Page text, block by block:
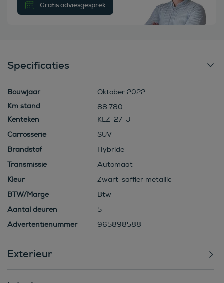
Gratis adviesgesprek
Specificaties
Bouwjaar
Oktober 2022
88.780
Kenteken
KLZ-27-J
Carrosserie
SUV
Brandstof
Hybride
Transmissie
Automaat
Kleur
Zwart-saffier metallic
BTW/Marge
Btw
Aantal deuren
5
Advertentienummer
965898588
Exterieur